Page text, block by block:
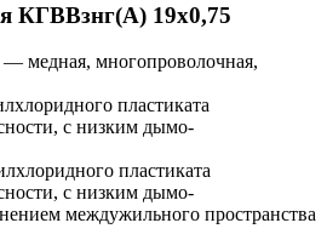
КГВВзнг(А) 19х0,75
медная, многопроволочная,
пластиката
с низким дымо-
пластиката
с низким дымо-
междужильного пространства